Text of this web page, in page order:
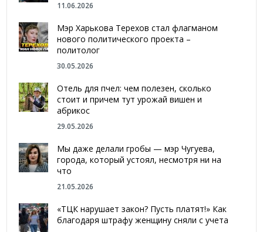
11.06.2026
Мэр Харькова Терехов стал флагманом
нового политического проекта –
политолог
30.05.2026
Отель для пчел: чем полезен, сколько
стоит и причем тут урожай вишен и
абрикос
29.05.2026
Мы даже делали гробы — мэр Чугуева,
города, который устоял, несмотря ни на
что
21.05.2026
«ТЦК нарушает закон? Пусть платят!» Как
благодаря штрафу женщину сняли с учета